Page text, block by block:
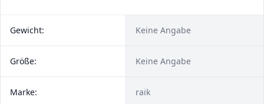
Gewicht: Keine Angabe
Größe: Keine Angabe
Marke: raik